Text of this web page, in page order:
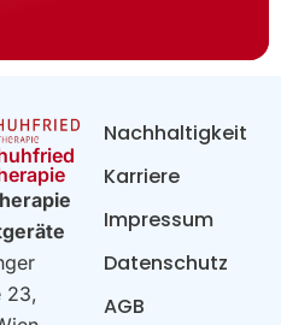
23,
Nachhaltigkeit
Karriere
Impressum
Datenschutz
AGB